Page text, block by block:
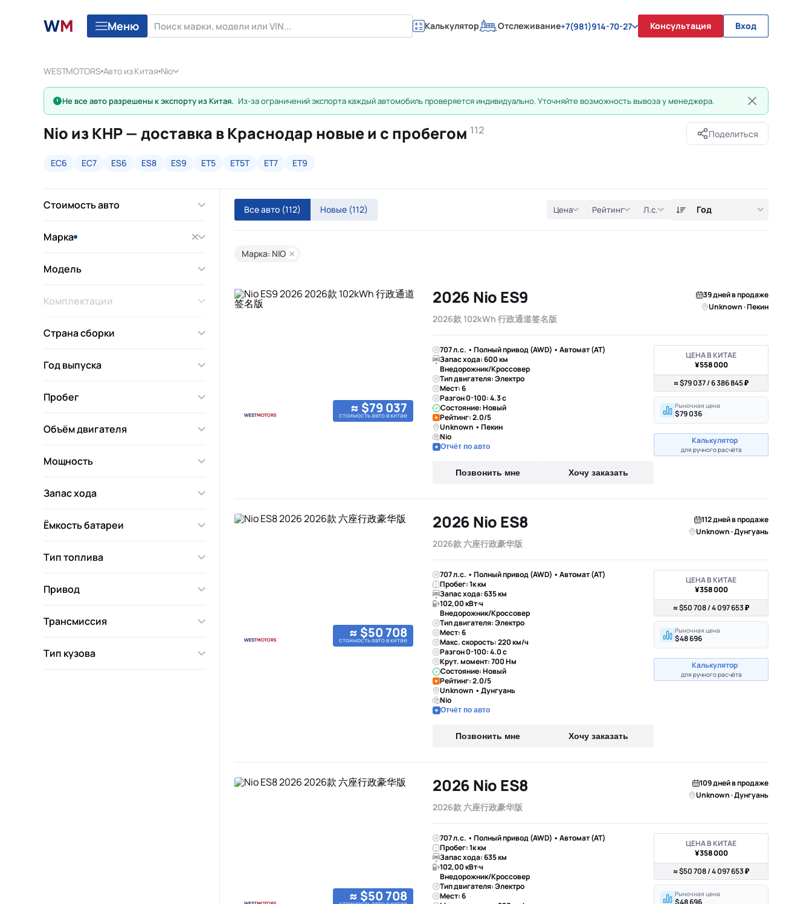
Меню Калькулятор Отслеживание+7(981)914-70-27 Консультация Вход
WESTMOTORS Авто из Китая Nio
Не все авто разрешены к экспорту из Китая. Из-за ограничений экспорта каждый автомобиль проверяется индивидуально. Уточняйте возможность вывоза у менеджера.
Nio из КНР — доставка в Краснодар новые и с пробегом 112 Поделиться
EC6 EC7 ES6 ES8 ES9 ET5 ET5T ET7 ET9
Стоимость авто
Марка
Модель
Комплектации
Страна сборки
Год выпуска
Пробег
Объём двигателя
Мощность
Запас хода
Ёмкость батареи
Тип топлива
Привод
Трансмиссия
Тип кузова
Цена Рейтинг Л.с. Год
Все авто (112) Новые (112)
Марка: NIO
≈ $79 037
стоимость авто в китае
2026 Nio ES9
2026款 102kWh 行政通道签名版
39 дней в продаже
Unknown · Пекин
707 л.с. • Полный привод (AWD) • Автомат (AT)
Запас хода: 600 км
Внедорожник/Кроссовер
Тип двигателя: Электро
Мест: 6
Разгон 0-100: 4.3 с
Состояние: Новый
Рейтинг: 2.0/5
Unknown • Пекин
Nio
Отчёт по авто
Позвонить мне Хочу заказать
ЦЕНА В КИТАЕ
¥558 000
≈ $79 037 / 6 386 845 ₽
Рыночная цена
$79 036
Калькулятор
для ручного расчёта
≈ $50 708
стоимость авто в китае
2026 Nio ES8
2026款 六座行政豪华版
112 дней в продаже
Unknown · Дунгуань
707 л.с. • Полный привод (AWD) • Автомат (AT)
Пробег: 1к км
Запас хода: 635 км
102,00 кВт·ч
Внедорожник/Кроссовер
Тип двигателя: Электро
Мест: 6
Макс. скорость: 220 км/ч
Разгон 0-100: 4.0 с
Крут. момент: 700 Нм
Состояние: Новый
Рейтинг: 2.0/5
Unknown • Дунгуань
Nio
Отчёт по авто
Позвонить мне Хочу заказать
ЦЕНА В КИТАЕ
¥358 000
≈ $50 708 / 4 097 653 ₽
Рыночная цена
$48 696
Калькулятор
для ручного расчёта
≈ $50 708
2026 Nio ES8
2026款 六座行政豪华版
109 дней в продаже
Unknown · Дунгуань
707 л.с. • Полный привод (AWD) • Автомат (AT)
Пробег: 1к км
Запас хода: 635 км
102,00 кВт·ч
Внедорожник/Кроссовер
Тип двигателя: Электро
Мест: 6
ЦЕНА В КИТАЕ
¥358 000
≈ $50 708 / 4 097 653 ₽
Рыночная цена
$48 696